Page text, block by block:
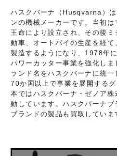
ハスクバーナ（Husqvarna）
ンの機械メーカーです。当初
王命により設立され、その後ミ
動車、オートバイの生産を経
製造するようになり、1978年
パワーカッター事業を強化し
ランド名をハスクバーナに統
70か国以上で事業を展開する
本ではハスクバーナ・ゼノア
動しています。ハスクバーナ
ブランドの製品も買取していま